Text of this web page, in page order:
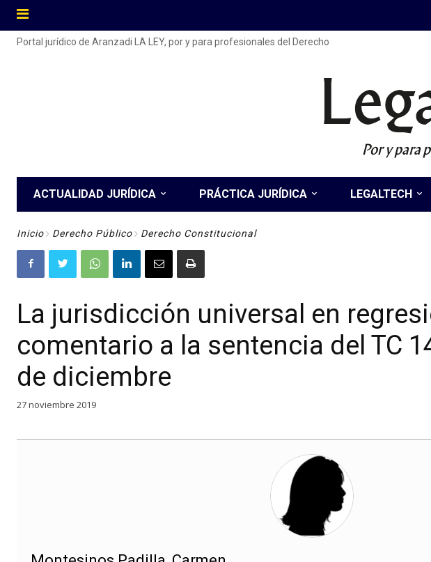
Portal jurídico de Aranzadi LA LEY, por y para profesionales del Derecho
Por y para
ACTUALIDAD JURÍDICA PRÁCTICA JURÍDICA LEGALTECH
Inicio Derecho Público Derecho Constitucional
La jurisdicción universal en
comentario a la sentencia del TC
de diciembre
27 noviembre 2019